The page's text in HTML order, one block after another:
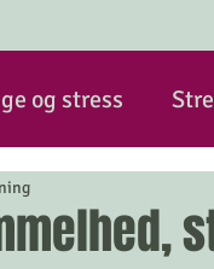
og stress
Kost